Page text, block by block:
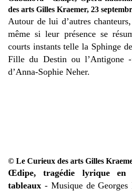
des arts Gilles Kraemer, 23
Autour de lui d’autres
même si leur présence se
courts instants telle la Sphinge
Fille du Destin ou
d’Anna-Sophie Neher.
© Le Curieux des arts Gilles
Œdipe, tragédie lyrique en
tableaux - Musique de